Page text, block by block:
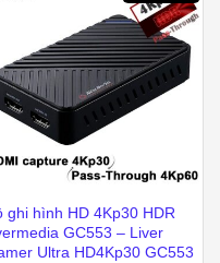
ghi hình HD 4Kp30 HDR
GC553 – Liver
Ultra HD4Kp30 GC553